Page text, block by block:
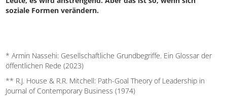
soziale Formen verändern.
* Armin Nassehi: Gesellschaftliche Grundbegriffe. Ein Glossar der
öffentlichen Rede (2023)
** R.J. House & R.R. Mitchell: Path-Goal Theory of Leadership in
Journal of Contemporary Business (1974)